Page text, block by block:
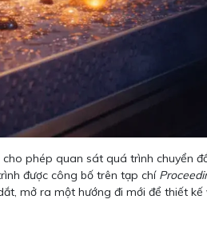
phép quan sát quá trình chuyển
được công bố trên tạp chí
mở ra một hướng đi mới để thiết